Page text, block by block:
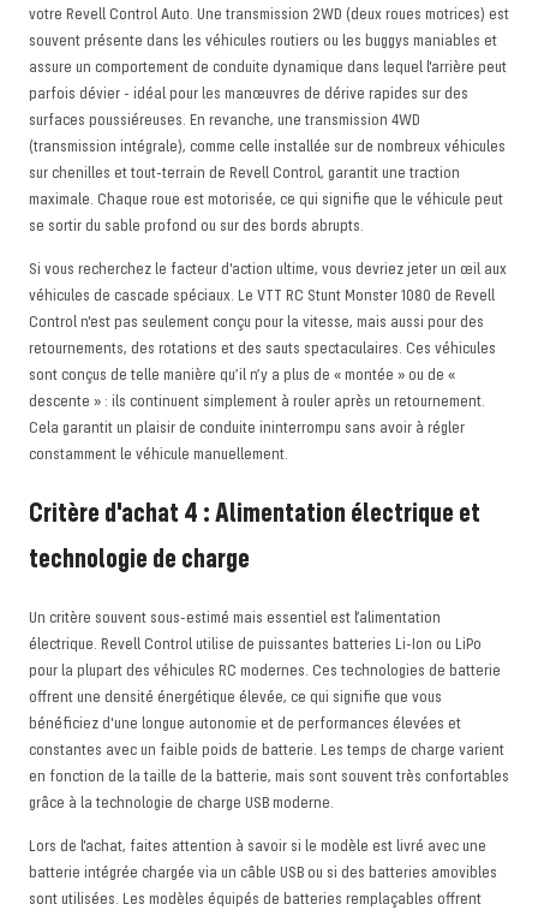
votre Revell Control Auto. Une transmission 2WD (deux roues motrices) est
souvent présente dans les véhicules routiers ou les buggys maniables et
assure un comportement de conduite dynamique dans lequel l'arrière peut
parfois dévier - idéal pour les manœuvres de dérive rapides sur des
surfaces poussiéreuses. En revanche, une transmission 4WD
(transmission intégrale), comme celle installée sur de nombreux véhicules
sur chenilles et tout-terrain de Revell Control, garantit une traction
maximale. Chaque roue est motorisée, ce qui signifie que le véhicule peut
se sortir du sable profond ou sur des bords abrupts.
Si vous recherchez le facteur d'action ultime, vous devriez jeter un œil aux
véhicules de cascade spéciaux. Le VTT RC Stunt Monster 1080 de Revell
Control n'est pas seulement conçu pour la vitesse, mais aussi pour des
retournements, des rotations et des sauts spectaculaires. Ces véhicules
sont conçus de telle manière qu’il n’y a plus de « montée » ou de «
descente » : ils continuent simplement à rouler après un retournement.
Cela garantit un plaisir de conduite ininterrompu sans avoir à régler
constamment le véhicule manuellement.
Critère d'achat 4 : Alimentation électrique et
technologie de charge
Un critère souvent sous-estimé mais essentiel est l’alimentation
électrique. Revell Control utilise de puissantes batteries Li-Ion ou LiPo
pour la plupart des véhicules RC modernes. Ces technologies de batterie
offrent une densité énergétique élevée, ce qui signifie que vous
bénéficiez d'une longue autonomie et de performances élevées et
constantes avec un faible poids de batterie. Les temps de charge varient
en fonction de la taille de la batterie, mais sont souvent très confortables
grâce à la technologie de charge USB moderne.
Lors de l'achat, faites attention à savoir si le modèle est livré avec une
batterie intégrée chargée via un câble USB ou si des batteries amovibles
sont utilisées. Les modèles équipés de batteries remplaçables offrent